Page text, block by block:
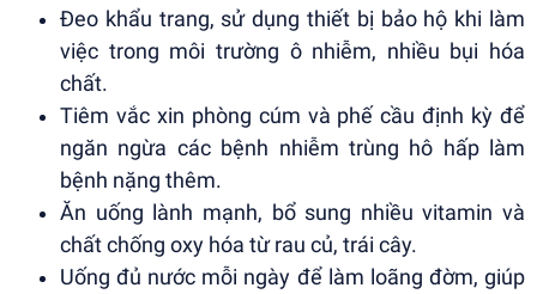
Đeo khẩu trang, sử dụng thiết bị bảo hộ khi làm
việc trong môi trường ô nhiễm, nhiều bụi hóa
chất.
Tiêm vắc xin phòng cúm và phế cầu định kỳ để
ngăn ngừa các bệnh nhiễm trùng hô hấp làm
bệnh nặng thêm.
Ăn uống lành mạnh, bổ sung nhiều vitamin và
chất chống oxy hóa từ rau củ, trái cây.
Uống đủ nước mỗi ngày để làm loãng đờm, giúp